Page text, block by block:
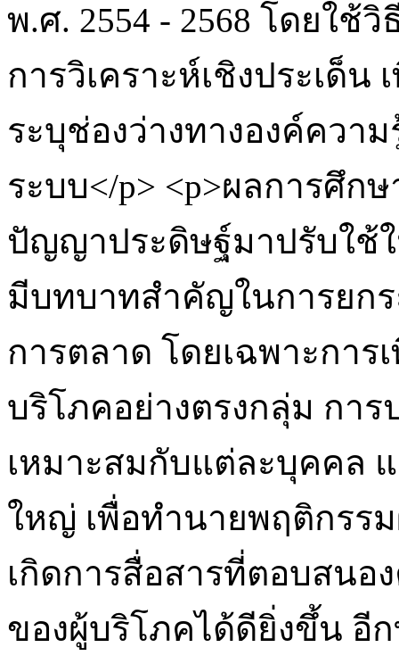
พ.ศ. 2554 - 2568 โดยใช้
การวิเคราะห์เชิงประเด็น
ระบุช่องว่างทางองค์ควา
ระบบ</p> <p>ผลการศึก
ปัญญาประดิษฐ์มาปรับใช้
มีบทบาทสำคัญในการยก
การตลาด โดยเฉพาะการ
บริโภคอย่างตรงกลุ่ม การ
เหมาะสมกับแต่ละบุคคล
ใหญ่ เพื่อทำนายพฤติกรร
เกิดการสื่อสารที่ตอบสนอ
ของผู้บริโภคได้ดียิ่งขึ้น อีก